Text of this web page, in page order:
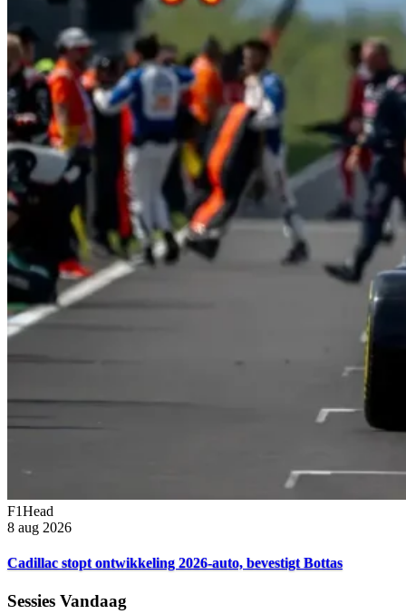
F1Head
8 aug 2026
Cadillac stopt ontwikkeling 2026-auto, bevestigt Bottas
Sessies Vandaag